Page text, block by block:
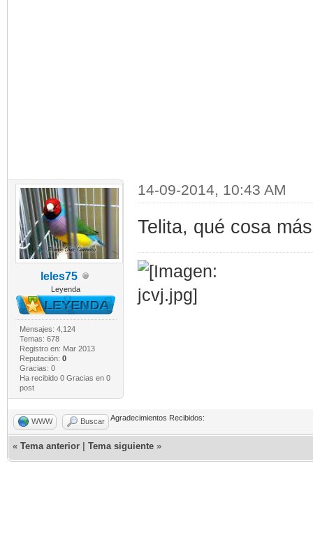
leles75
Leyenda
Mensajes: 4,124
Temas: 678
Registro en: Mar 2013
Reputación: 0
Gracias: 0
Ha recibido 0 Gracias en 0
post
14-09-2014, 10:43 AM
Telita, qué cosa
WWW Buscar Agradecimientos Recibidos:
« Tema anterior Tema siguiente »